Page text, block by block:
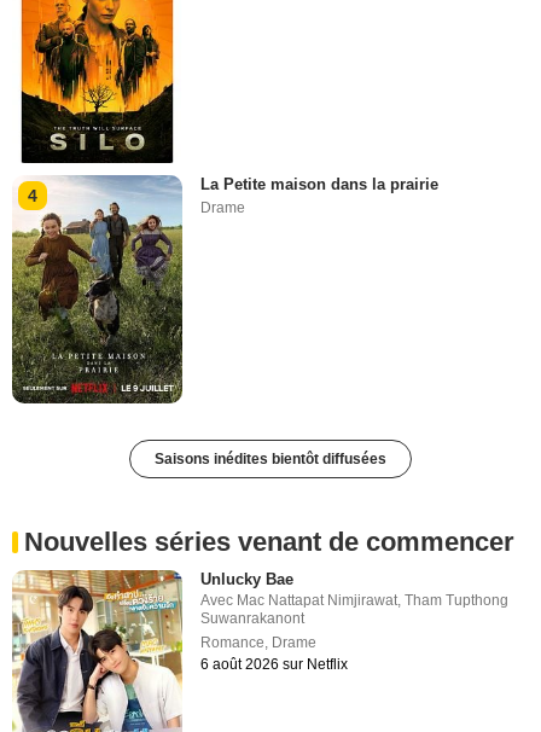
4
La Petite maison dans la prairie
Drame
Saisons inédites bientôt diffusées
Nouvelles séries venant de commencer
Unlucky Bae
Avec Mac Nattapat Nimjirawat ,Tham Tupthong
Suwanrakanont
Romance Drame
6 août 2026 sur Netflix